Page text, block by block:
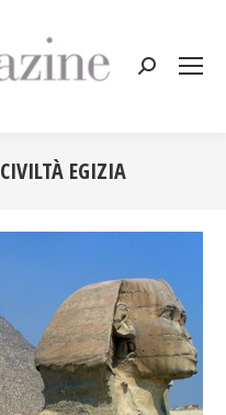
Cerca:
CIVILTÀ EGIZIA